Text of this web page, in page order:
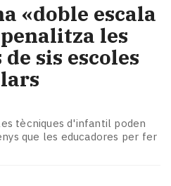
«doble escala
les
sis escoles
tècniques d'infantil poden
que les educadores per fer